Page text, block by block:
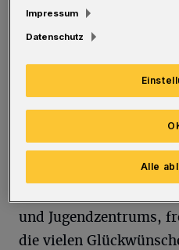
kleinen Interview.
die Möglichkeit, an
einem Airbrush-
Tanzanimation, einem
einer Fotobox
Kreisgeschäftsführer
und Jugendzentrums,
die vielen
Impressum
Datenschutz
Alle